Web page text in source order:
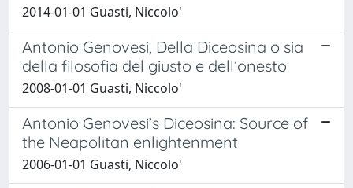
2014-01-01 Guasti, Niccolo'
Antonio Genovesi, Della Diceosina o sia
della filosofia del giusto e dell’onesto
2008-01-01 Guasti, Niccolo'
Antonio Genovesi’s Diceosina: Source of
the Neapolitan enlightenment
2006-01-01 Guasti, Niccolo'